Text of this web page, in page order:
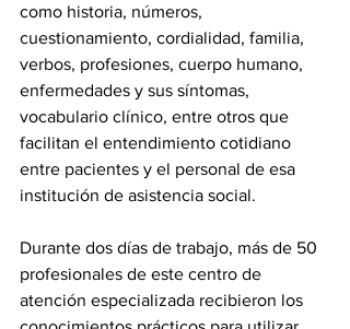
como historia, números,
cuestionamiento, cordialidad, familia,
verbos, profesiones, cuerpo humano,
enfermedades y sus síntomas,
vocabulario clínico, entre otros que
facilitan el entendimiento cotidiano
entre pacientes y el personal de esa
institución de asistencia social.
Durante dos días de trabajo, más de 50
profesionales de este centro de
atención especializada recibieron los